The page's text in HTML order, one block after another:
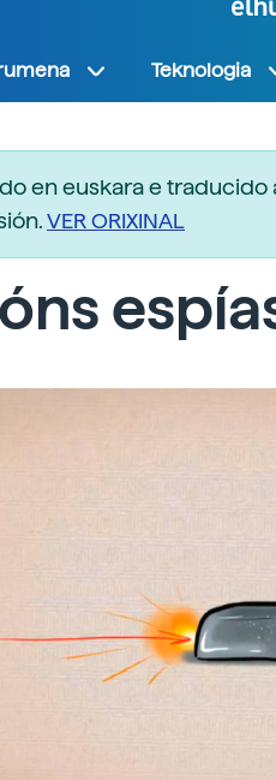
Teknologia
en euskara e
VER ORIXINAL